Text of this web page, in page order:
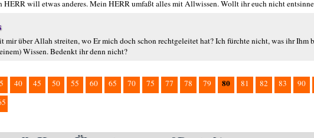
HERR will etwas anderes. Mein HERR umfaßt alles mit Allwissen. Wollt ihr euch nicht
über Allah streiten, wo Er mich doch schon rechtgeleitet hat? Ich fürchte nicht, was ihr Ihm
Wissen. Bedenkt ihr denn nicht?
40 45 50 55 60 65 70 75 77 78 79 80 81 82 83 90